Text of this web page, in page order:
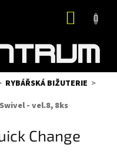
RYBÁŘSKÁ BIŽUTERIE
- vel.8, 8ks
Change